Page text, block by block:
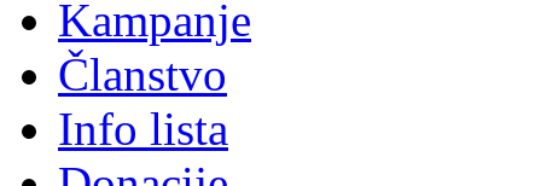
Kampanje
Članstvo
Info lista